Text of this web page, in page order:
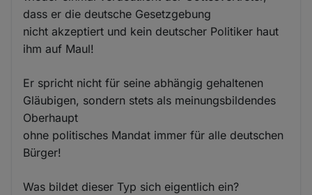
dass er die deutsche Gesetzgebung
nicht akzeptiert und kein deutscher Politiker haut
ihm auf Maul!
Er spricht nicht für seine abhängig gehaltenen
Gläubigen, sondern stets als meinungsbildendes
Oberhaupt
ohne politisches Mandat immer für alle deutschen
Bürger!
Was bildet dieser Typ sich eigentlich ein?